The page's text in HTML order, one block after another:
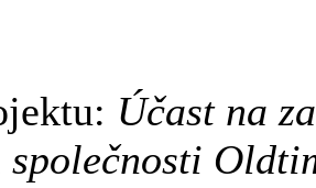
Účast na
společnosti